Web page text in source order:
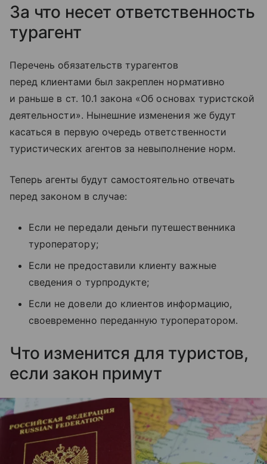
За что несет ответственность
турагент
Перечень обязательств турагентов
перед клиентами был закреплен нормативно
и раньше в ст. 10.1 закона «Об основах туристской
деятельности». Нынешние изменения же будут
касаться в первую очередь ответственности
туристических агентов за невыполнение норм.
Теперь агенты будут самостоятельно отвечать
перед законом в случае:
Если не передали деньги путешественника
туроператору;
Если не предоставили клиенту важные
сведения о турпродукте;
Если не довели до клиентов информацию,
своевременно переданную туроператором.
Что изменится для туристов,
если закон примут